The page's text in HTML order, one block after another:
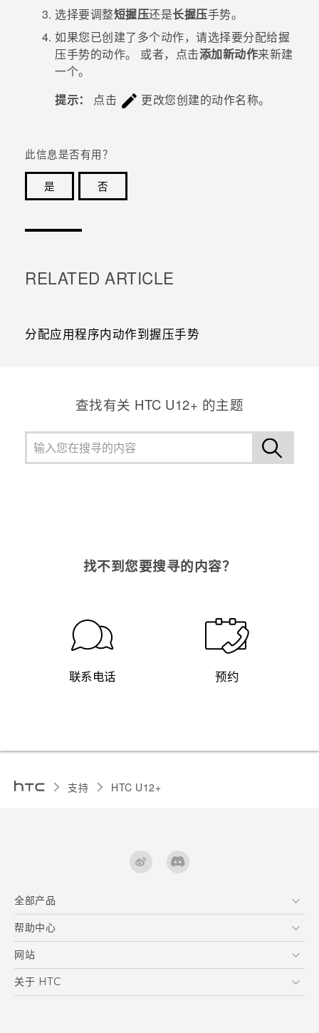
选择要调整短握压还是长握压手势。
如果您已创建了多个动作，请选择要分配给握
压手势的动作。 或者，点击添加新动作来新建
一个。
提示：
点击 更改您创建的动作名称。
此信息是否有用？
是
否
RELATED ARTICLE
分配应用程序内动作到握压手势
查找有关 HTC U12+ 的主题
找不到您要搜寻的内容？
联系电话 预约
支持 HTC U12+‎
全部产品
区块链智能手机
VIVE
帮助中心
在线客服
支援与服务
产品保固说明
网站
HTC Dev
关于 HTC